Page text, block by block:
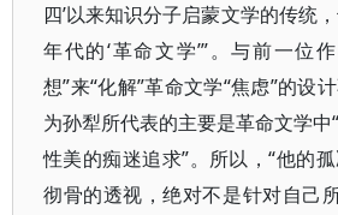
四’以来知识分子启蒙文学的传统
年代的‘革命文学’”。与前一位
想”来“化解”革命文学“焦虑”的设
为孙犁所代表的主要是革命文学中
性美的痴迷追求”。所以，“他的
彻骨的透视，绝对不是针对自己所